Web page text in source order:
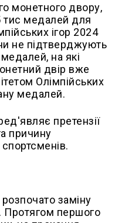
монетного двору,
тис медалей для
ігор 2024
не підтверджують
на які
двір вже
Олімпійських
медалей.
претензії
причину
заміну
першого